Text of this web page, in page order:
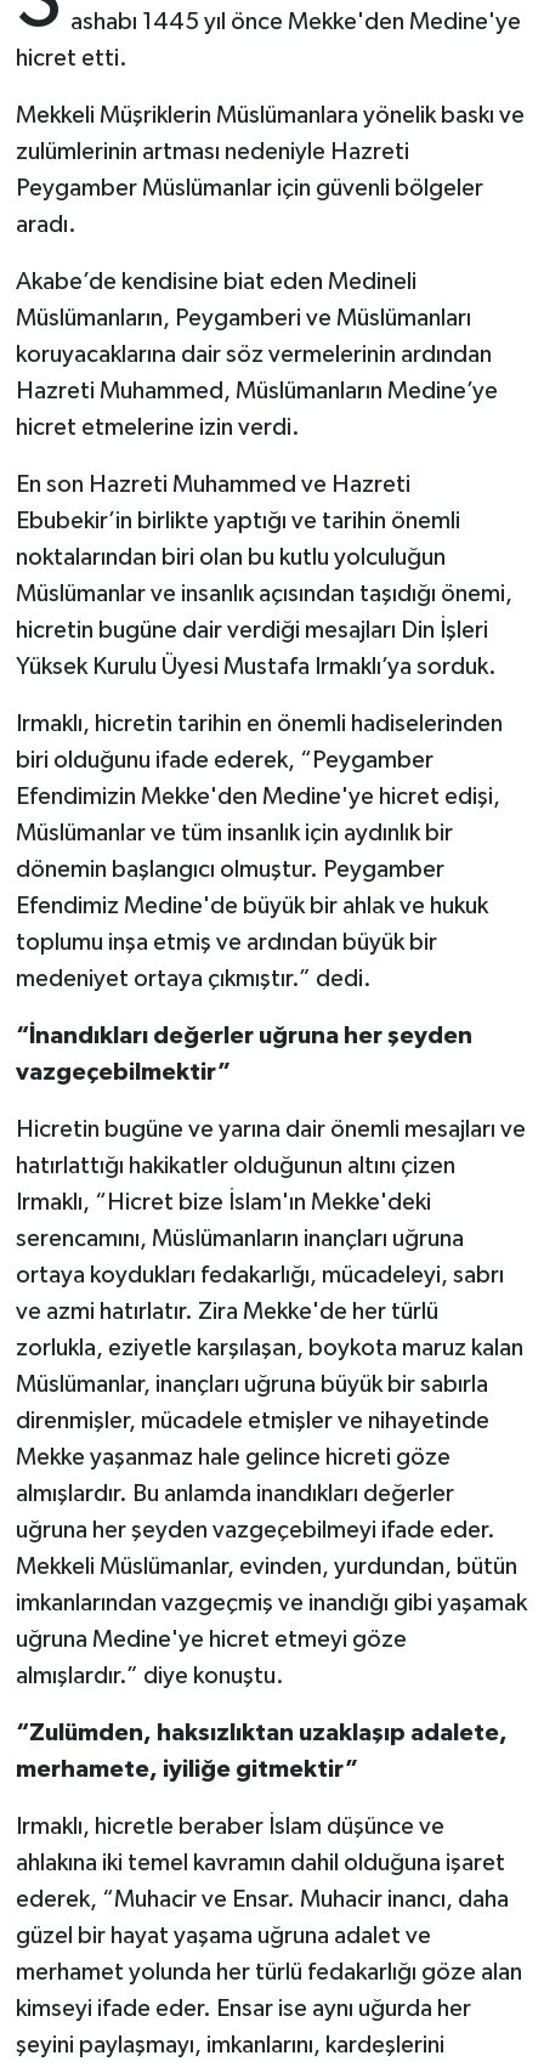
ashabı 1445 yıl önce Mekke'den Medine'ye
hicret etti.
Mekkeli Müşriklerin Müslümanlara yönelik baskı ve
zulümlerinin artması nedeniyle Hazreti
Peygamber Müslümanlar için güvenli bölgeler
aradı.
Akabe’de kendisine biat eden Medineli
Müslümanların, Peygamberi ve Müslümanları
koruyacaklarına dair söz vermelerinin ardından
Hazreti Muhammed, Müslümanların Medine’ye
hicret etmelerine izin verdi.
En son Hazreti Muhammed ve Hazreti
Ebubekir’in birlikte yaptığı ve tarihin önemli
noktalarından biri olan bu kutlu yolculuğun
Müslümanlar ve insanlık açısından taşıdığı önemi,
hicretin bugüne dair verdiği mesajları Din İşleri
Yüksek Kurulu Üyesi Mustafa Irmaklı’ya sorduk.
Irmaklı, hicretin tarihin en önemli hadiselerinden
biri olduğunu ifade ederek, “Peygamber
Efendimizin Mekke'den Medine'ye hicret edişi,
Müslümanlar ve tüm insanlık için aydınlık bir
dönemin başlangıcı olmuştur. Peygamber
Efendimiz Medine'de büyük bir ahlak ve hukuk
toplumu inşa etmiş ve ardından büyük bir
medeniyet ortaya çıkmıştır.” dedi.
“İnandıkları değerler uğruna her şeyden
vazgeçebilmektir”
Hicretin bugüne ve yarına dair önemli mesajları ve
hatırlattığı hakikatler olduğunun altını çizen
Irmaklı, “Hicret bize İslam'ın Mekke'deki
serencamını, Müslümanların inançları uğruna
ortaya koydukları fedakarlığı, mücadeleyi, sabrı
ve azmi hatırlatır. Zira Mekke'de her türlü
zorlukla, eziyetle karşılaşan, boykota maruz kalan
Müslümanlar, inançları uğruna büyük bir sabırla
direnmişler, mücadele etmişler ve nihayetinde
Mekke yaşanmaz hale gelince hicreti göze
almışlardır. Bu anlamda inandıkları değerler
uğruna her şeyden vazgeçebilmeyi ifade eder.
Mekkeli Müslümanlar, evinden, yurdundan, bütün
imkanlarından vazgeçmiş ve inandığı gibi yaşamak
uğruna Medine'ye hicret etmeyi göze
almışlardır.” diye konuştu.
“Zulümden, haksızlıktan uzaklaşıp adalete,
merhamete, iyiliğe gitmektir”
Irmaklı, hicretle beraber İslam düşünce ve
ahlakına iki temel kavramın dahil olduğuna işaret
ederek, “Muhacir ve Ensar. Muhacir inancı, daha
güzel bir hayat yaşama uğruna adalet ve
merhamet yolunda her türlü fedakarlığı göze alan
kimseyi ifade eder. Ensar ise aynı uğurda her
şeyini paylaşmayı, imkanlarını, kardeşlerini
Bitlis Müftülüğü
Bolu Müftülüğü
Burdur Müftülüğü
Çanakkale Müftülüğü
Çankırı Müftülüğü
Çorum Müftülüğü
Denizli Müftülüğü
Diyarbakır Müftülüğü
Edirne Müftülüğü
Elazığ Müftülüğü
Erzincan Müftülüğü
Erzurum Müftülüğü
Gaziantep Müftülüğü
Giresun Müftülüğü
Hakkari Müftülüğü
Hatay Müftülüğü
Isparta Müftülüğü
İstanbul Müftülüğü
İzmir Müftülüğü
Kahramanmaraş Müftülüğü
Karabük Müftülüğü
Karaman Müftülüğü
Kars Müftülüğü
Kayseri Müftülüğü
Kilis Müftülüğü
Kırıkkale Müftülüğü
Kırklareli Müftülüğü
Sağlık
Makaleler
Ekonomi
Podcast
Bilim, Teknoloji
Biyografiler
Diyanet TV
İhtida Haberleri